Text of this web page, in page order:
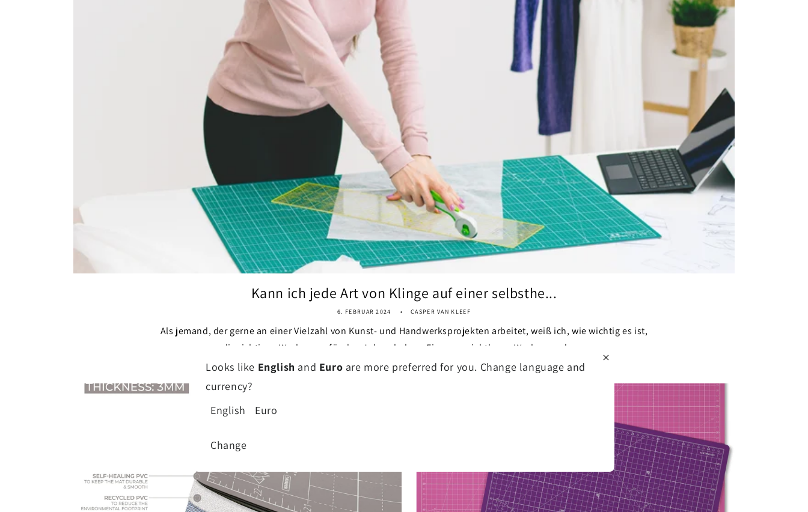
Kann ich jede Art von Klinge auf einer selbsthe...
6. FEBRUAR 2024 CASPER VAN KLEEF
Als jemand, der gerne an einer Vielzahl von Kunst- und Handwerksprojekten arbeitet, weiß ich, wie wichtig es ist,
die richtigen Werkzeuge für den Job zu haben. Ein unverzichtbares Werkzeug, das...
Looks like English and Euro are more preferred for you. Change language and
currency?
English
Euro
Change